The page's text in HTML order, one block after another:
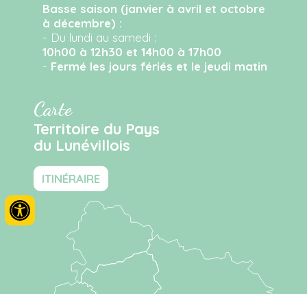
Basse saison (janvier à avril et octobre
à décembre) :
- Du lundi au samedi :
10h00 à 12h30 et 14h00 à 17h00
- Fermé les jours fériés et le jeudi matin
Carte
Territoire du Pays
du Lunévillois
ITINÉRAIRE